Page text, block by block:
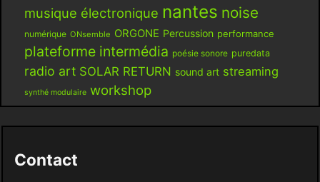
musique électronique nantes noise
numérique ONsemble ORGONE Percussion performance
plateforme intermédia poésie sonore puredata
radio art SOLAR RETURN sound art streaming
synthé modulaire workshop
Contact